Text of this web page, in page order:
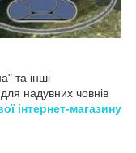
та інші
надувних човнів
інтернет-магазину